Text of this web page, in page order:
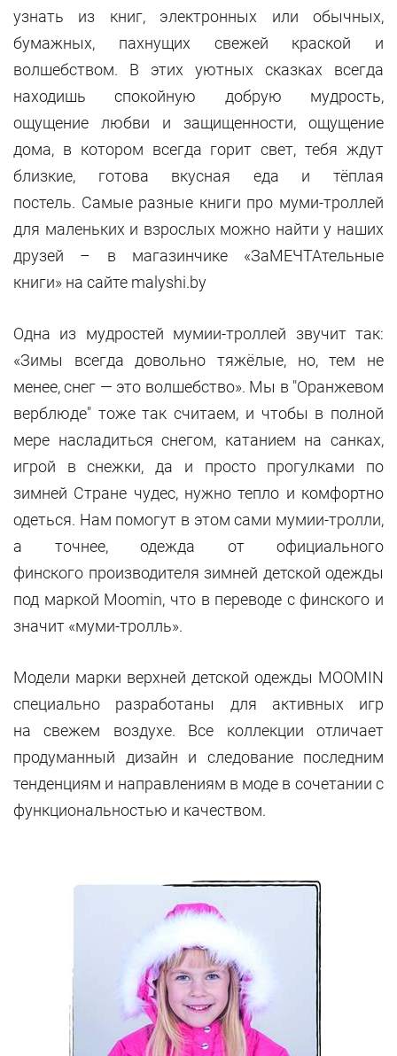
узнать из книг, электронных или обычных,
бумажных, пахнущих свежей краской и
волшебством. В этих уютных сказках всегда
находишь спокойную добрую мудрость,
ощущение любви и защищенности, ощущение
дома, в котором всегда горит свет, тебя ждут
близкие, готова вкусная еда и тёплая
постель. Самые разные книги про муми-троллей
для маленьких и взрослых можно найти у наших
друзей – в магазинчике «ЗаМЕЧТАтельные
книги» на сайте malyshi.by
Одна из мудростей мумии-троллей звучит так:
«Зимы всегда довольно тяжёлые, но, тем не
менее, снег — это волшебство». Мы в "Оранжевом
верблюде" тоже так считаем, и чтобы в полной
мере насладиться снегом, катанием на санках,
игрой в снежки, да и просто прогулками по
зимней Стране чудес, нужно тепло и комфортно
одеться. Нам помогут в этом сами мумии-тролли,
а точнее, одежда от официального
финского производителя зимней детской одежды
под маркой Moomin, что в переводе с финского и
значит «муми-тролль».
Модели марки верхней детской одежды MOOMIN
специально разработаны для активных игр
на свежем воздухе. Все коллекции отличает
продуманный дизайн и следование последним
тенденциям и направлениям в моде в сочетании с
функциональностью и качеством.